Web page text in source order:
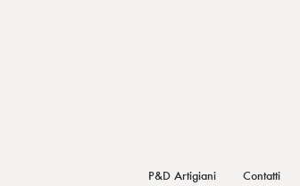
P&D Artigiani Contatti